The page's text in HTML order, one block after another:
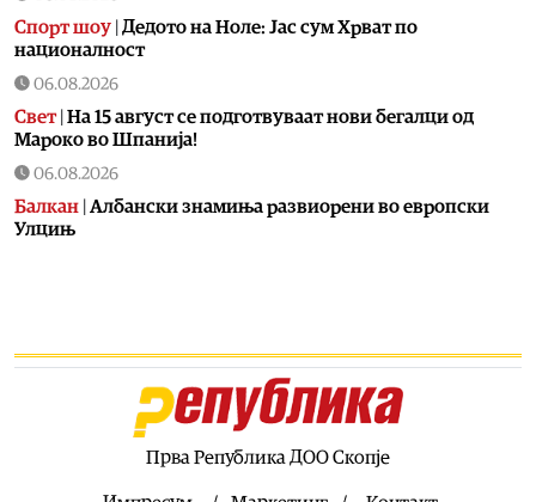
Спорт шоу Дедото на Ноле: Јас сум Хрват по
националност
06.08.2026
Свет| На 15 август се подготвуваат нови бегалци од
Мароко во Шпанија!
06.08.2026
Балкан Албански знамиња развиорени во европски
Улцињ
06.08.2026
Помалку првачиња, помалку иднина:
Демографската криза веќе стигна до училишните
Прва Република ДОО Скопје